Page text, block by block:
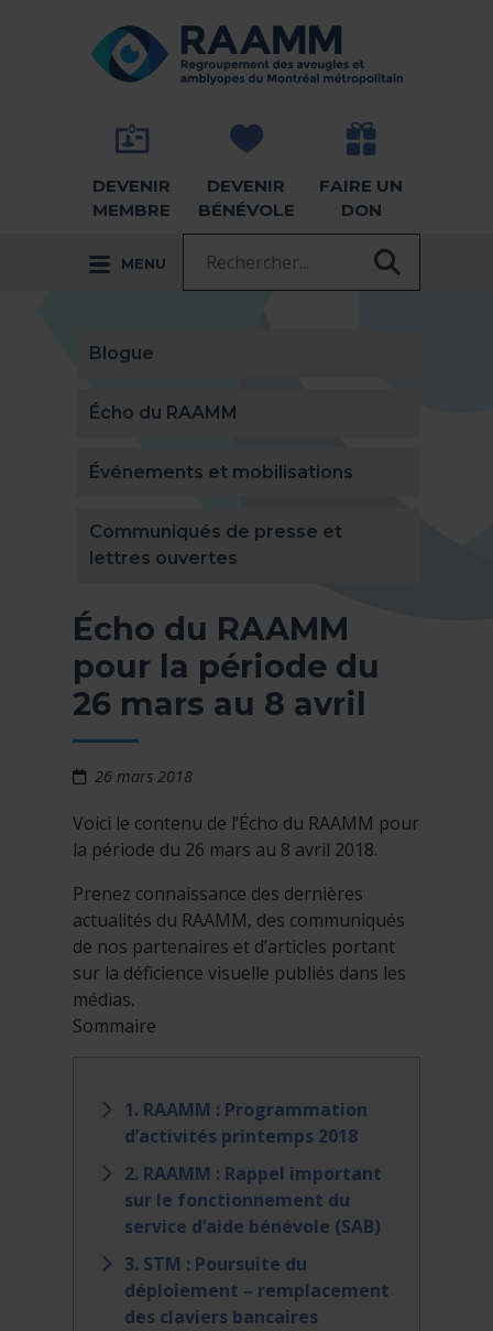
RETOUR À LA PAGE D'ACCUEIL -
DEVENIR
MEMBRE
DEVENIR
BÉNÉVOLE
FAIRE UN
DON
MENU
Blogue
Écho du RAAMM
Événements et mobilisations
Communiqués de presse et
lettres ouvertes
Écho du RAAMM
pour la période du
26 mars au 8 avril
26 mars 2018
Voici le contenu de l’Écho du RAAMM pour
la période du 26 mars au 8 avril 2018.
Prenez connaissance des dernières
actualités du RAAMM, des communiqués
de nos partenaires et d’articles portant
sur la déficience visuelle publiés dans les
médias.
Sommaire
1. RAAMM : Programmation
d’activités printemps 2018
2. RAAMM : Rappel important
sur le fonctionnement du
service d’aide bénévole (SAB)
3. STM : Poursuite du
déploiement – remplacement
des claviers bancaires